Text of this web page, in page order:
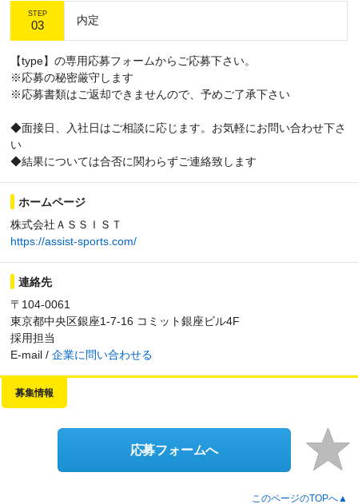
STEP
03 内定
【type】の専用応募フォームからご応募下さい。
※応募の秘密厳守します
※応募書類はご返却できませんので、予めご了承下さい
◆面接日、入社日はご相談に応じます。お気軽にお問い合わせ下さ
い
◆結果については合否に関わらずご連絡致します
ホームページ
株式会社ＡＳＳＩＳＴ
https://assist-sports.com/
連絡先
〒104-0061
東京都中央区銀座1‐7‐16 コミット銀座ビル4F
採用担当
E-mail / 企業に問い合わせる
募集情報
応募フォームへ
このページのTOPへ▲